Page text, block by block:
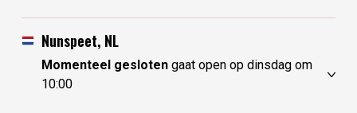
zaterdag
zondag
gesloten
maandag
10:00 - 17:30
dinsdag
woensdag
gesloten
donderdag
10:00 - 17:30
Nunspeet, NL
Momenteel geslotengaat open op dinsdag om
10:00